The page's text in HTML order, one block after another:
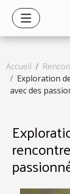
Accueil
Exploration
avec des